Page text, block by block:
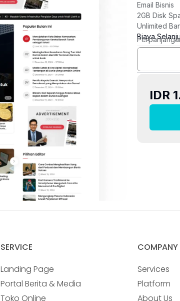
Email Bisnis
2GB Disk
Unlimited
Biaya
IDR
SERVICE
Landing Page
Portal Berita & Media
Toko Online
COMPANY
Services
Platform
About Us